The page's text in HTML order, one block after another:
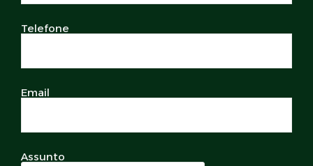
Telefone
Email
Assunto